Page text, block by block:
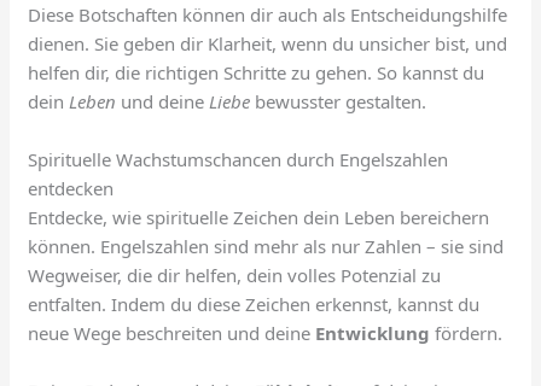
Diese Botschaften können dir auch als Entscheidungshilfe
dienen. Sie geben dir Klarheit, wenn du unsicher bist, und
helfen dir, die richtigen Schritte zu gehen. So kannst du
dein Leben und deine Liebe bewusster gestalten.
Spirituelle Wachstumschancen durch Engelszahlen
entdecken
Entdecke, wie spirituelle Zeichen dein Leben bereichern
können. Engelszahlen sind mehr als nur Zahlen – sie sind
Wegweiser, die dir helfen, dein volles Potenzial zu
entfalten. Indem du diese Zeichen erkennst, kannst du
neue Wege beschreiten und deine Entwicklung fördern.